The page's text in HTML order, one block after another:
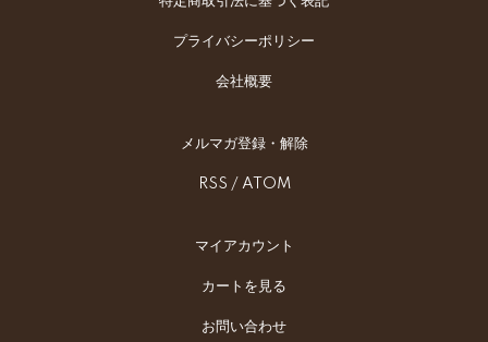
プライバシーポリシー
会社概要
メルマガ登録・解除
RSS / ATOM
マイアカウント
カートを見る
お問い合わせ